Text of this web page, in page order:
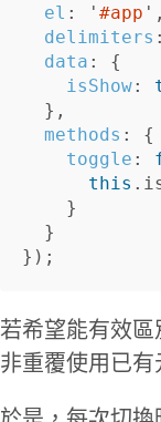
el : ' #app ' ,
delimiters :
data :
{
isShow:
},
methods :
{
toggle :
this .
}
}
});
若希望能有效
非重覆使用已有